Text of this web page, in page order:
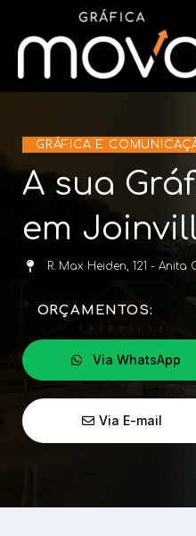
GRÁFICA E
A sua
em
R. Max Heiden, 121 -
ORÇAMENTOS:
Via WhatsApp
Via E-mail